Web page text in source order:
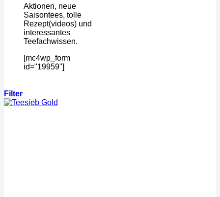
Aktionen, neue
Saisontees, tolle
Rezept(videos) und
interessantes
Teefachwissen.
[mc4wp_form
id="19959"]
Filter